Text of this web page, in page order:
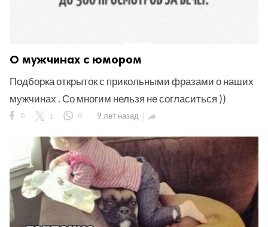
О мужчинах с юмором
Подборка открыток с прикольными фразами о наших
мужчинах . Со многим нельзя не согласиться ))
0 1 0 9 лет назад 